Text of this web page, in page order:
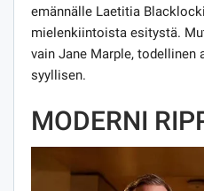
emännälle Laetitia
mielenkiintoista esitystä.
vain Jane Marple, todellinen
syyllisen.
MODERNI